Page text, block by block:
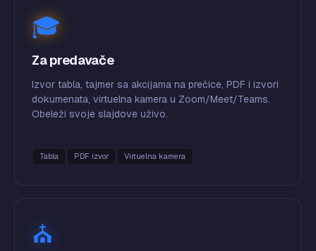
🎓
Za predavače
Izvor tabla, tajmer sa akcijama na prečice, PDF i izvori
dokumenata, virtuelna kamera u Zoom/Meet/Teams.
Obeleži svoje slajdove uživo.
Tabla PDF izvor Virtuelna kamera
⛪